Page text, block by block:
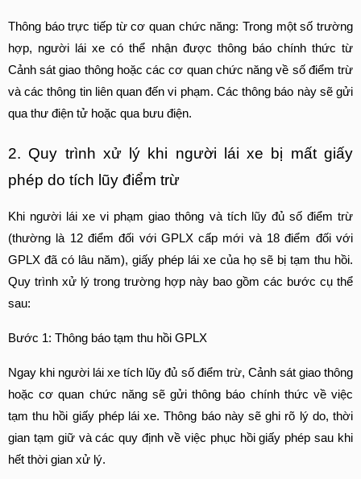
Thông báo trực tiếp từ cơ quan chức năng: Trong một số trường
hợp, người lái xe có thể nhận được thông báo chính thức từ
Cảnh sát giao thông hoặc các cơ quan chức năng về số điểm trừ
và các thông tin liên quan đến vi phạm. Các thông báo này sẽ gửi
qua thư điện tử hoặc qua bưu điện.
2. Quy trình xử lý khi người lái xe bị mất giấy
phép do tích lũy điểm trừ
Khi người lái xe vi phạm giao thông và tích lũy đủ số điểm trừ
(thường là 12 điểm đối với GPLX cấp mới và 18 điểm đối với
GPLX đã có lâu năm), giấy phép lái xe của họ sẽ bị tạm thu hồi.
Quy trình xử lý trong trường hợp này bao gồm các bước cụ thể
sau:
Bước 1: Thông báo tạm thu hồi GPLX
Ngay khi người lái xe tích lũy đủ số điểm trừ, Cảnh sát giao thông
hoặc cơ quan chức năng sẽ gửi thông báo chính thức về việc
tạm thu hồi giấy phép lái xe. Thông báo này sẽ ghi rõ lý do, thời
gian tạm giữ và các quy định về việc phục hồi giấy phép sau khi
hết thời gian xử lý.